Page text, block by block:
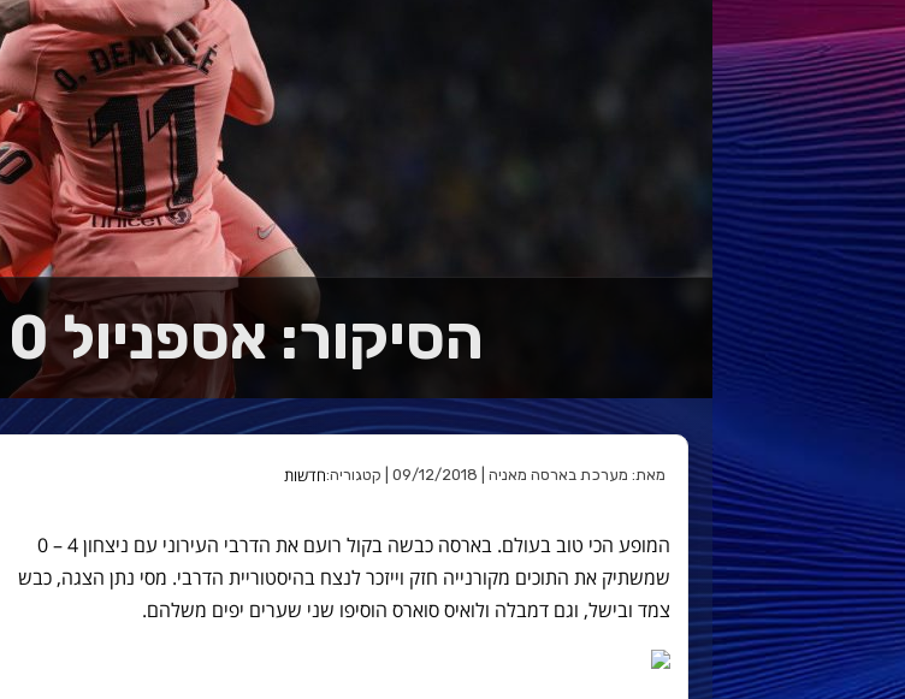
הסיקור: אספניול 0 – 4 בארסה
מאת: מערכת בארסה מאניה | 09/12/2018 | קטגוריה: חדשות
המופע הכי טוב בעולם. בארסה כבשה בקול רועם את הדרבי העירוני עם ניצחון 4 – 0
שמשתיק את התוכים מקורנייה חזק וייזכר לנצח בהיסטוריית הדרבי. מסי נתן הצגה, כבש
צמד ובישל, וגם דמבלה ולואיס סוארס הוסיפו שני שערים יפים משלהם.